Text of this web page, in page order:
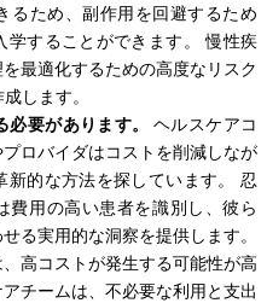
るため、副作用を回避するため
学することができます。 慢性疾
最適化するための高度なリスク
します。
要があります。 ヘルスケアコ
ロバイダはコストを削減しなが
新的な方法を探しています。 忍
費用の高い患者を識別し、彼ら
る実用的な洞察を提供します。
高コストが発生する可能性が高
チームは、不必要な利用と支出